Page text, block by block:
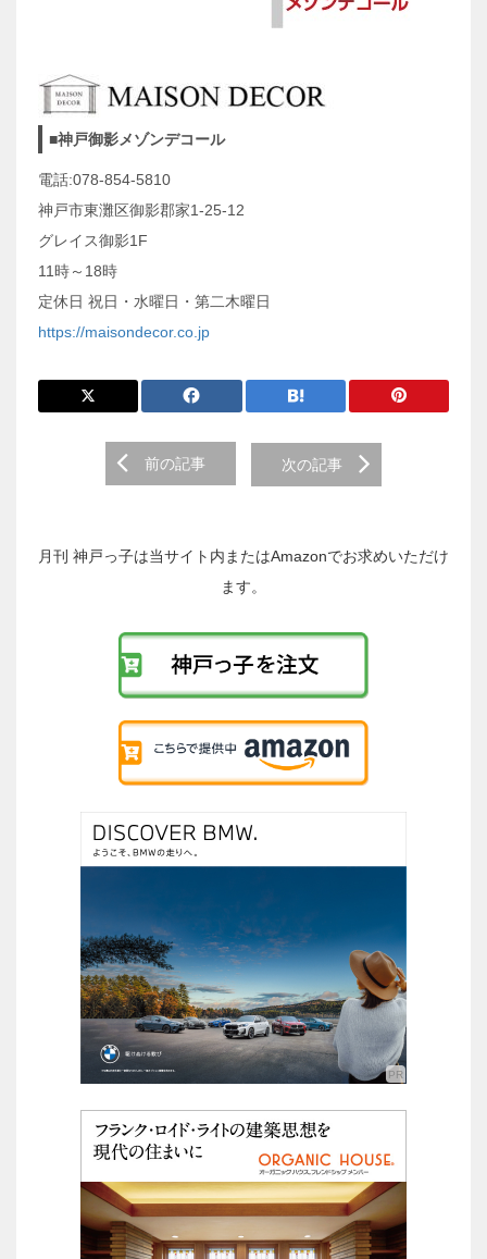
■神戸御影メゾンデコール
電話:078-854-5810
神戸市東灘区御影郡家1-25-12
グレイス御影1F
11時～18時
定休日 祝日・水曜日・第二木曜日
https://maisondecor.co.jp
稿
前の記事 次の記事
月刊 神戸っ子は当サイト内またはAmazonでお求めいただけ
ます。